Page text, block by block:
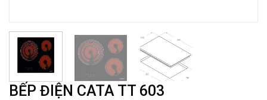
BẾP ĐIỆN CATA TT 603